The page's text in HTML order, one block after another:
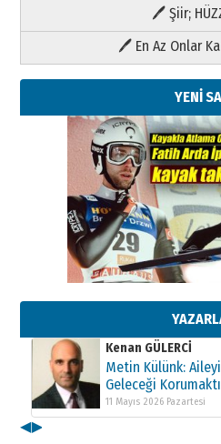
🖊 Şiir;
🖊 En Az Onlar
YENİ
Kenan GÜLERCİ
Metin Külünk: Aileyi
11 Mayıs 2026 Pazartesi
Kenan GÜLERCİ
Metin Külünk:
Geleceği
11 Mayıs 2026 Pazartesi
◀▶